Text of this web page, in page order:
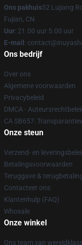
Ons pakhuis52 Lujiang
Fujian, CN
Uur: 21.00 uur 5.00 uur
E-mail :
Ons bedrijf
Over ons
Algemene voorwaarden
Privacybeleid
DMCA -
CA SB657:
Onze steun
Verzend- en
Betalingsvoorwaarden
Teruggave &
Contacteer ons
Klantenhulp (FAQ)
Whosale
Onze winkel
Ons team van